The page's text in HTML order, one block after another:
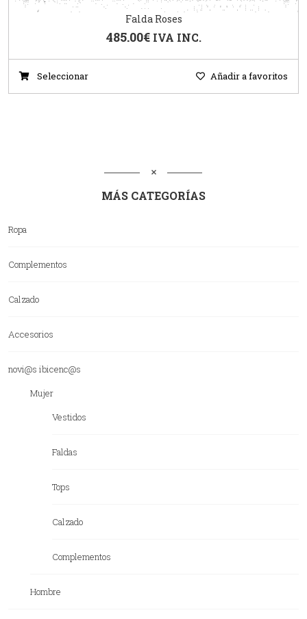
Falda Roses
485.00€ IVA INC.
Seleccionar Añadir a favoritos
MÁS CATEGORÍAS
Ropa
Complementos
Calzado
Accesorios
novi@s ibicenc@s
Mujer
Vestidos
Faldas
Tops
Calzado
Complementos
Hombre